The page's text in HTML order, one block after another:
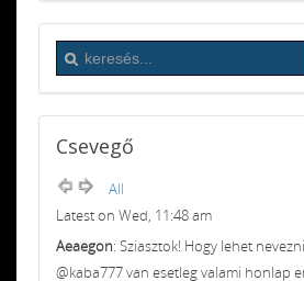
Csevegő
All
Latest on Wed, 11:48 am
Aeaegon: Sziasztok! Hogy lehet
@kaba777 van esetleg valami honlap